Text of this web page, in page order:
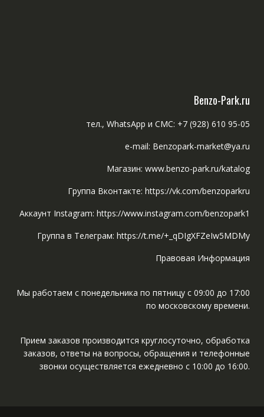
Benzo-Park.ru
тел., WhatsApp и СМС: +7 (928) 610 95-05
e-mail: Benzopark-market@ya.ru
Магазин: www.benzo-park.ru/katalog
Группа Вконтакте: https://vk.com/benzoparkru
Аккаунт Instagram: https://www.instagram.com/benzopark1
Группа в Телеграм: https://t.me/+_qDIgXFZeIw5MDMy
Правовая Информация
Мы работаем с понедельника по пятницу с 09:00 до 17:00
по московскому времени.
Прием заказов производится круглосуточно, обработка
заказов, ответы на вопросы, обращения и телефонные
звонки осуществляется ежедневно с 10:00 до 16:00.